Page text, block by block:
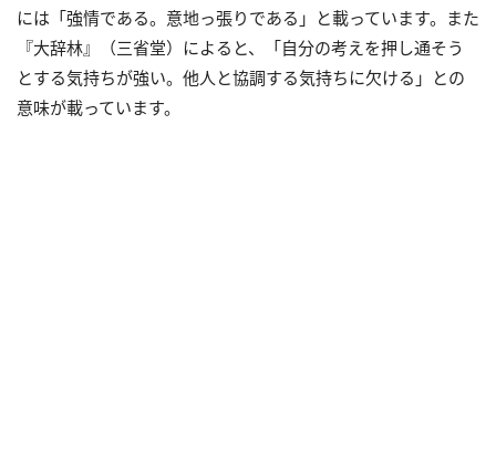
には「強情である。意地っ張りである」と載っています。また
『大辞林』（三省堂）によると、「自分の考えを押し通そう
とする気持ちが強い。他人と協調する気持ちに欠ける」との
意味が載っています。